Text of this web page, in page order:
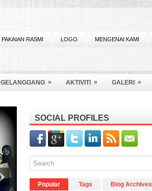
PAKAIAN RASMI LOGO MENGENAI KAMI
GELANGGANG » AKTIVITI » GALERI »
SOCIAL PROFILES
Popular Tags Blog Archives